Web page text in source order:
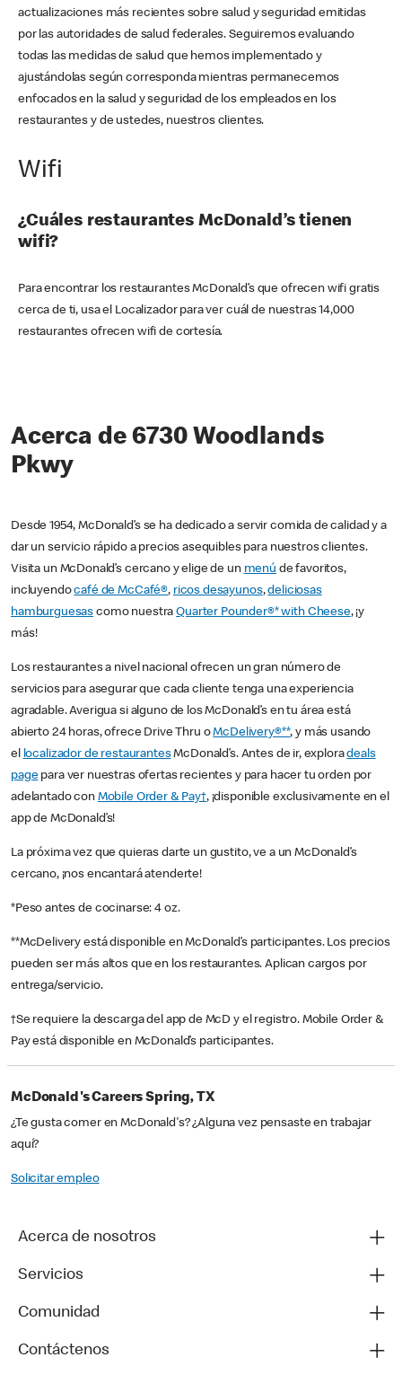
actualizaciones más recientes sobre salud y seguridad emitidas
por las autoridades de salud federales. Seguiremos evaluando
todas las medidas de salud que hemos implementado y
ajustándolas según corresponda mientras permanecemos
enfocados en la salud y seguridad de los empleados en los
restaurantes y de ustedes, nuestros clientes.
Wifi
¿Cuáles restaurantes McDonald’s tienen
wifi?
Para encontrar los restaurantes McDonald’s que ofrecen wifi gratis
cerca de ti, usa el Localizador para ver cuál de nuestras 14,000
restaurantes ofrecen wifi de cortesía.
Acerca de 6730 Woodlands
Pkwy
Desde 1954, McDonald’s se ha dedicado a servir comida de calidad y a
dar un servicio rápido a precios asequibles para nuestros clientes.
Visita un McDonald’s cercano y elige de un menú de favoritos,
incluyendocafé de McCafé®, ricos desayunos,deliciosas
hamburguesas como nuestraQuarter Pounder®* with Cheese, ¡y
más!
Los restaurantes a nivel nacional ofrecen un gran número de
servicios para asegurar que cada cliente tenga una experiencia
agradable. Averigua si alguno de los McDonald’s en tu área está
abierto 24 horas, ofrece Drive Thru oMcDelivery®**, y más usando
el localizador de restaurantesMcDonald’s. Antes de ir, exploradeals
pagepara ver nuestras ofertas recientes y para hacer tu orden por
adelantado con Mobile Order & Pay†, ¡disponible exclusivamente en el
app de McDonald’s!
La próxima vez que quieras darte un gustito, ve a un McDonald’s
cercano, ¡nos encantará atenderte!
*Peso antes de cocinarse: 4 oz.
**McDelivery está disponible en McDonald’s participantes. Los precios
pueden ser más altos que en los restaurantes. Aplican cargos por
entrega/servicio.
†Se requiere la descarga del app de McD y el registro. Mobile Order &
Pay está disponible en McDonald’s participantes.
McDonald's Careers Spring, TX
¿Te gusta comer en McDonald's? ¿Alguna vez pensaste en trabajar
aquí?
Solicitar empleo
Acerca de nosotros
Servicios
Comunidad
Contáctenos